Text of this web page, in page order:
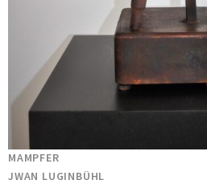
MAMPFER
JWAN LUGINBÜHL